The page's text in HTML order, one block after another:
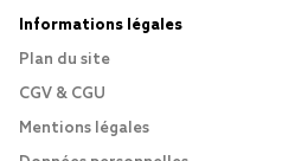
Informations légales
Plan du site
CGV & CGU
Mentions légales